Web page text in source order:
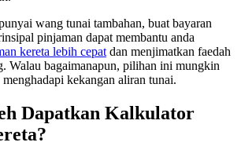
wang tunai tambahan, buat bayaran
pinjaman dapat membantu anda
kereta lebih cepat dan menjimatkan faedah
Walau bagaimanapun, pilihan ini mungkin
kekangan aliran tunai.
Dapatkan Kalkulator